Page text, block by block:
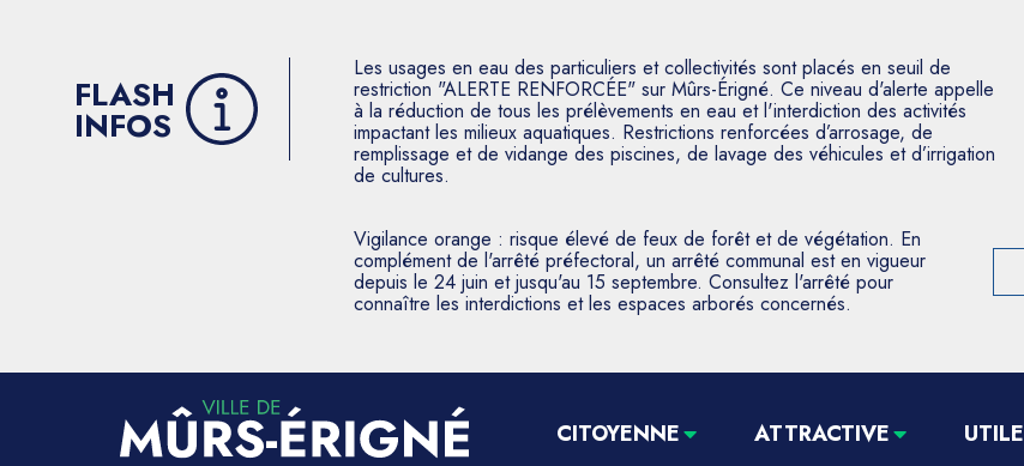
FLASH
INFOS
Les usages en eau des particuliers et collectivités sont placés en seuil de
restriction "ALERTE RENFORCÉE" sur Mûrs-Érigné. Ce niveau d'alerte appelle
à la réduction de tous les prélèvements en eau et l'interdiction des activités
impactant les milieux aquatiques. Restrictions renforcées d’arrosage, de
remplissage et de vidange des piscines, de lavage des véhicules et d’irrigation
de cultures.
Vigilance orange : risque élevé de feux de forêt et de végétation. En
complément de l'arrêté préfectoral, un arrêté communal est en vigueur
depuis le 24 juin et jusqu'au 15 septembre. Consultez l'arrêté pour
connaître les interdictions et les espaces arborés concernés.
CITOYENNE ATTRACTIVE UTILE